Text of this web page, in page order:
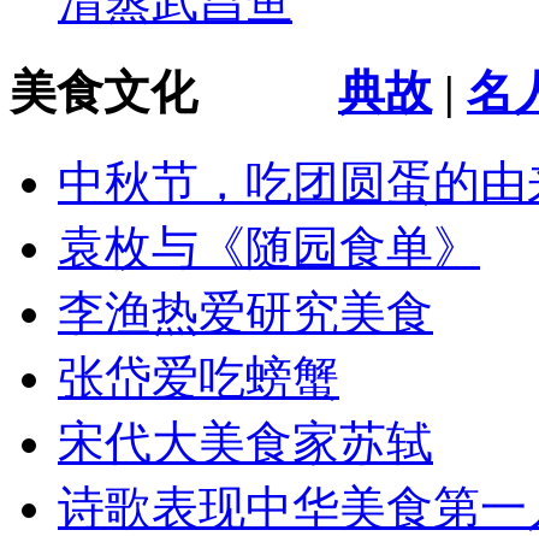
美食文化 典故 | 名
中秋节，吃团圆蛋的由
袁枚与《随园食单》
李渔热爱研究美食
张岱爱吃螃蟹
宋代大美食家苏轼
诗歌表现中华美食第